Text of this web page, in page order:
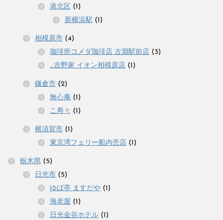
港北区 (1)
新横浜駅 (1)
相模原市 (4)
珈琲所コメダ珈琲店 古淵駅前店 (3)
_吉野家 イオン相模原店 (1)
鎌倉市 (2)
無心庵 (1)
こ寿々 (1)
横須賀市 (1)
東京湾フェリー船内売店 (1)
栃木県 (5)
日光市 (5)
ゆば亭 ますだや (1)
海老屋 (1)
日光金谷ホテル (1)